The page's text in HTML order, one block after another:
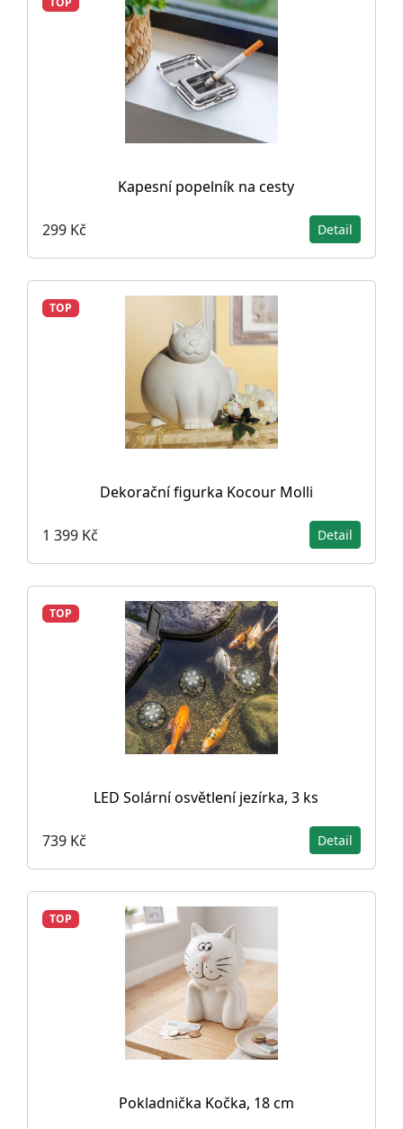
Kapesní popelník na cesty
299 Kč Detail
TOP
Dekorační figurka Kocour Molli
1 399 Kč Detail
TOP
LED Solární osvětlení jezírka, 3 ks
739 Kč Detail
TOP
Pokladnička Kočka, 18 cm